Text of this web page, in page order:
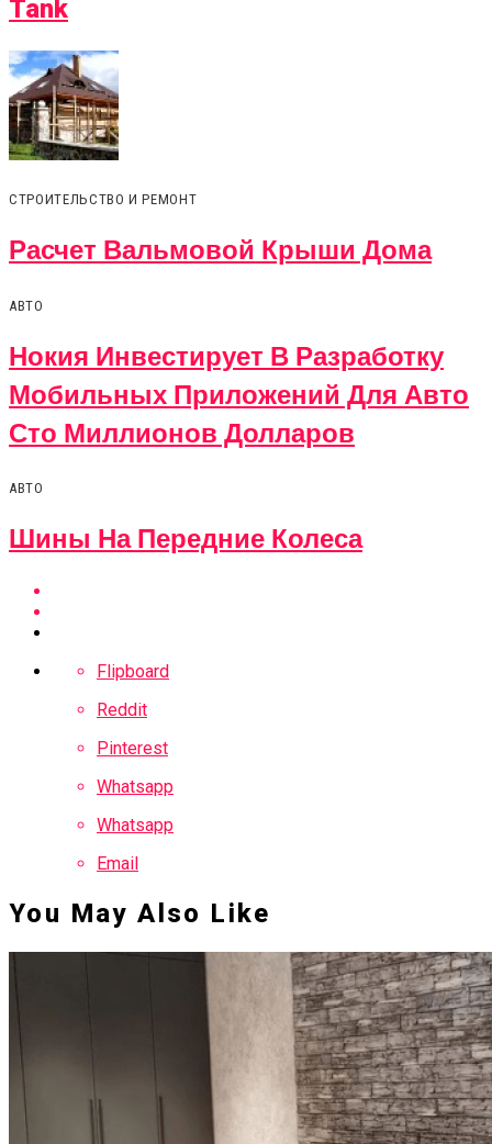
Tank
СТРОИТЕЛЬСТВО И РЕМОНТ
Расчет Вальмовой Крыши Дома
АВТО
Нокия Инвестирует В Разработку
Мобильных Приложений Для Авто
Сто Миллионов Долларов
АВТО
Шины На Передние Колеса
Flipboard
Reddit
Pinterest
Whatsapp
Whatsapp
Email
You May Also Like